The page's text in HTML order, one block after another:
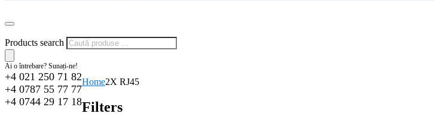
Products search
Ai o întrebare? Sunați-ne!
+4 021 250 71 82
+4 0787 55 77 77
+4 0744 29 17 18
Home2X RJ45
Filters